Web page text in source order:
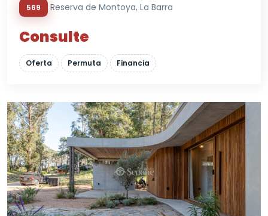
569 Reserva de Montoya, La Barra
Consulte
Oferta Permuta Financia